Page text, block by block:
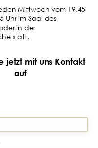
Mittwoch vom 19.45
Uhr im Saal des
in der
statt.
jetzt mit uns Kontakt
auf